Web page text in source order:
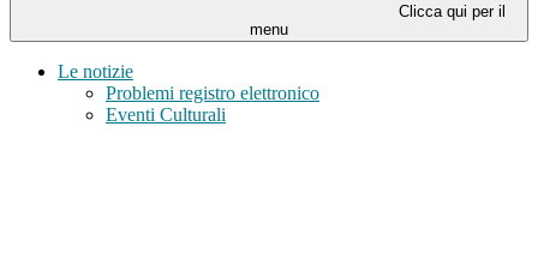
Clicca qui per il
menu
Le notizie
Problemi registro elettronico
Eventi Culturali